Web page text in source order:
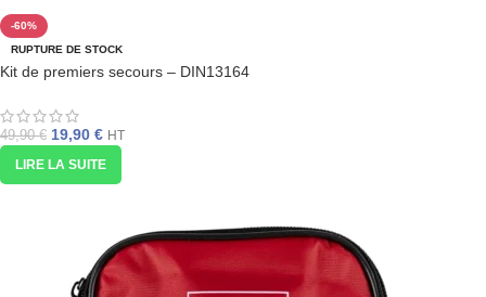
-60%
RUPTURE DE STOCK
Kit de premiers secours – DIN13164
49,90€ 19,90 € HT
LIRE LA SUITE